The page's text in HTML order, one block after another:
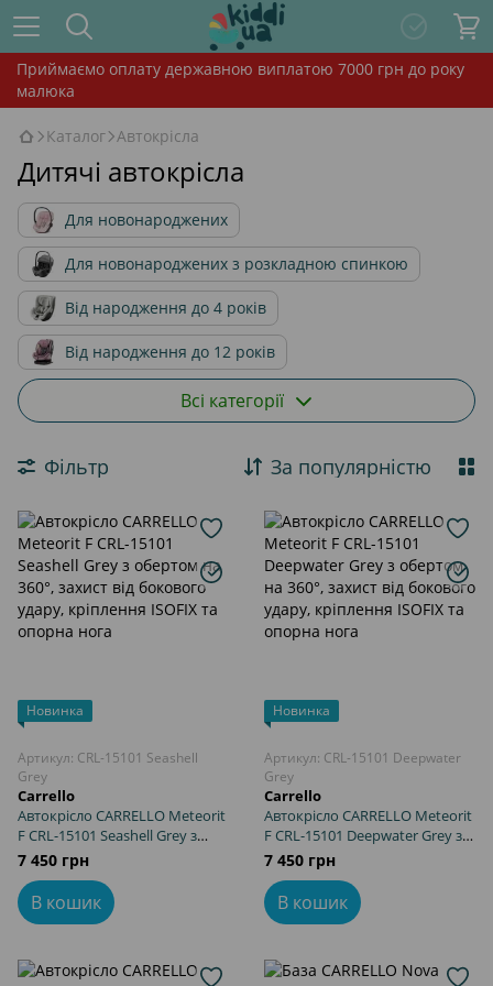
Приймаємо оплату державною виплатою 7000 грн до року
малюка
Каталог Автокрісла
Дитячі автокрісла
Для новонароджених
Для новонароджених з розкладною спинкою
Від народження до 4 років
Від народження до 12 років
Від 9 місяців до 4 років
Аксесуари для автокрісел
Бустери та аксесуари
Всі категорії
Фільтр За популярністю
Новинка
Артикул: CRL-15101 Seashell
Grey
Carrello
Автокрісло CARRELLO Meteorit
F CRL-15101 Seashell Grey з
обертом на 360°, захист від
бокового удару, кріплення
ISOFIX та опорна нога
7 450 грн
В кошик
Новинка
Артикул: CRL-15101 Deepwater
Grey
Carrello
Автокрісло CARRELLO Meteorit
F CRL-15101 Deepwater Grey з
обертом на 360°, захист від
бокового удару, кріплення
ISOFIX та опорна нога
7 450 грн
В кошик